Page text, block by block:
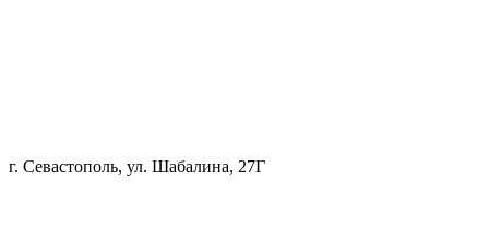
г. Севастополь, ул. Шабалина, 27Г